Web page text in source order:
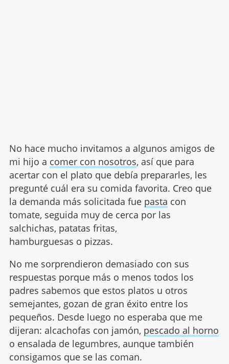
No hace mucho invitamos a algunos amigos de
mi hijo a comer con nosotros, así que para
acertar con el plato que debía prepararles, les
pregunté cuál era su comida favorita. Creo que
la demanda más solicitada fue pasta con
tomate, seguida muy de cerca por las
salchichas, patatas fritas,
hamburguesas o pizzas.
No me sorprendieron demasiado con sus
respuestas porque más o menos todos los
padres sabemos que estos platos u otros
semejantes, gozan de gran éxito entre los
pequeños. Desde luego no esperaba que me
dijeran: alcachofas con jamón, pescado al horno
o ensalada de legumbres, aunque también
consigamos que se las coman.